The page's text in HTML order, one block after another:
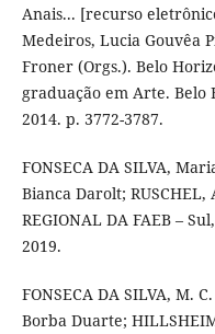
Anais... [recurso
Medeiros, Lucia Gouvêa
Froner (Orgs.). Belo
graduação em Arte. Belo
2014. p. 3772-3787.
FONSECA DA SILVA,
Bianca Darolt; RUSCHEL,
REGIONAL DA FAEB –
2019.
FONSECA DA SILVA, M.
Borba Duarte;